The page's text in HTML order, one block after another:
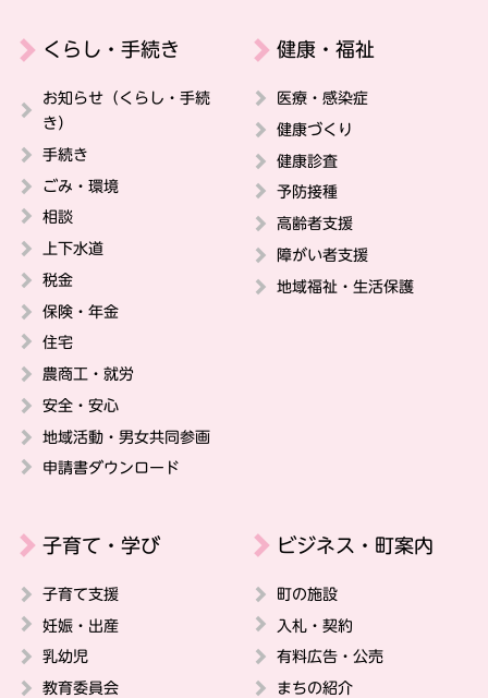
くらし・手続き
お知らせ（くらし・手続
き）
手続き
ごみ・環境
相談
上下水道
税金
保険・年金
住宅
農商工・就労
安全・安心
地域活動・男女共同参画
申請書ダウンロード
健康・福祉
医療・感染症
健康づくり
健康診査
予防接種
高齢者支援
障がい者支援
地域福祉・生活保護
子育て・学び
子育て支援
妊娠・出産
乳幼児
教育委員会
ビジネス・町案内
町の施設
入札・契約
有料広告・公売
まちの紹介